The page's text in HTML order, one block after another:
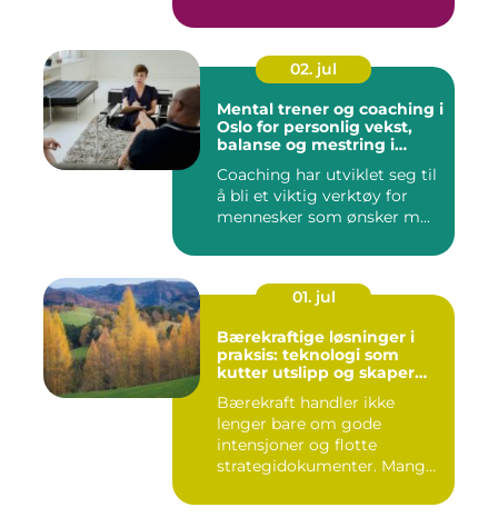
02. jul
Mental trener og coaching i
Oslo for personlig vekst,
balanse og mestring i
Coaching har utviklet seg til
å bli et viktig verktøy for
mennesker som ønsker m...
01. jul
Bærekraftige løsninger i
praksis: teknologi som
kutter utslipp og skaper
Bærekraft handler ikke
lenger bare om gode
intensjoner og flotte
strategidokumenter. Mange